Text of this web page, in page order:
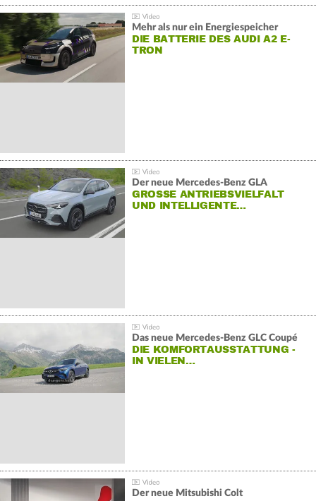
Mehr als nur ein Energiespeicher
DIE BATTERIE DES AUDI A2 E-
TRON
Der neue Mercedes-Benz GLA
GROSSE ANTRIEBSVIELFALT U
ND INTELLIGENTE…
Das neue Mercedes-Benz GLC Coupé
DIE KOMFORTAUSSTATTUNG -
IN VIELEN…
Der neue Mitsubishi Colt